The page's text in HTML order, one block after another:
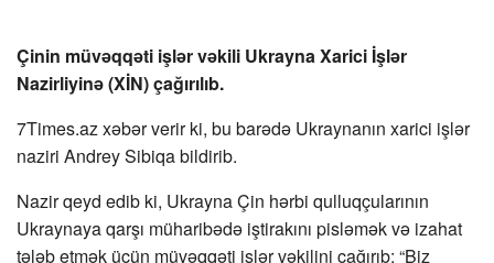
Çinin müvəqqəti işlər vəkili Ukrayna Xarici İşlər
Nazirliyinə (XİN) çağırılıb.
7Times.az xəbər verir ki, bu barədə Ukraynanın xarici işlər
naziri Andrey Sibiqa bildirib.
Nazir qeyd edib ki, Ukrayna Çin hərbi qulluqçularının
Ukraynaya qarşı müharibədə iştirakını pisləmək və izahat
tələb etmək üçün müvəqqəti işlər vəkilini çağırıb: “Biz